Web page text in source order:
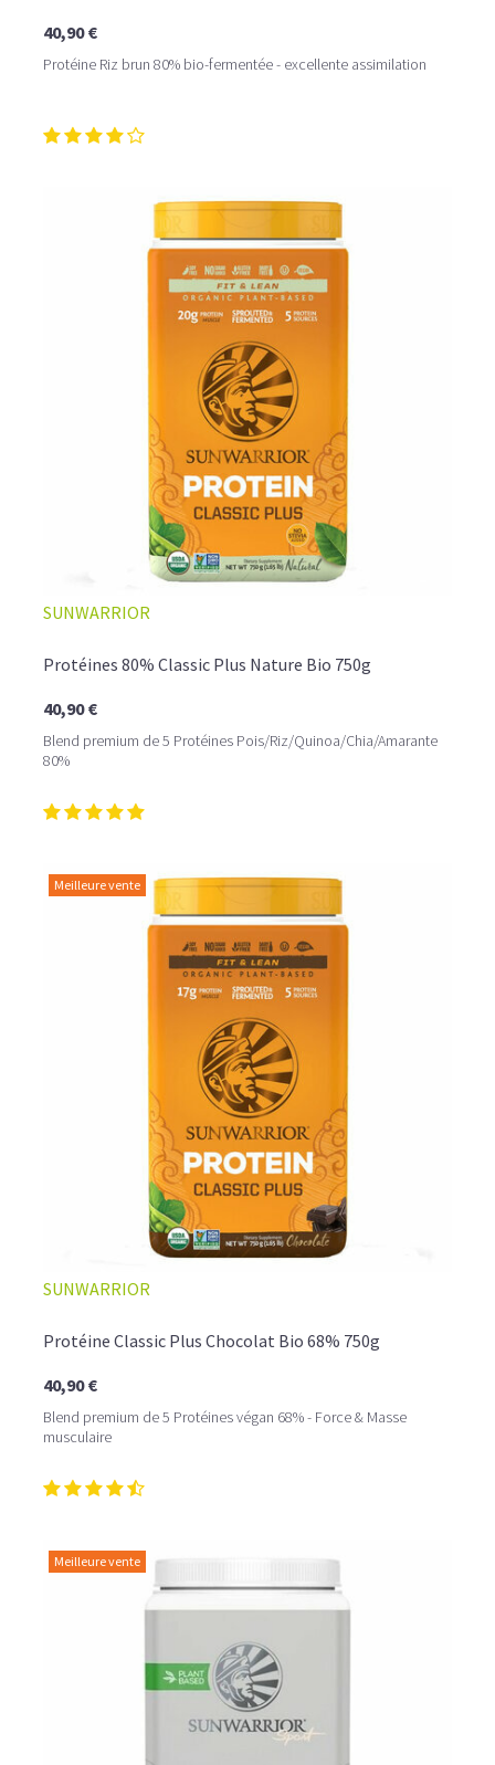
40,90 €
Protéine Riz brun 80% bio-fermentée - excellente assimilation
SUNWARRIOR
Protéines 80% Classic Plus Nature Bio 750g
40,90 €
Blend premium de 5 Protéines Pois/Riz/Quinoa/Chia/Amarante
80%
Meilleure vente
SUNWARRIOR
Protéine Classic Plus Chocolat Bio 68% 750g
40,90 €
Blend premium de 5 Protéines végan 68% - Force & Masse
musculaire
Meilleure vente